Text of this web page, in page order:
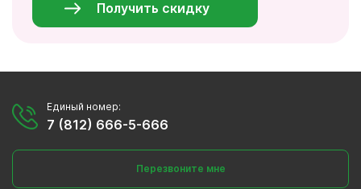
Получить скидку
Единый номер:
7 (812) 666-5-666
Перезвоните мне